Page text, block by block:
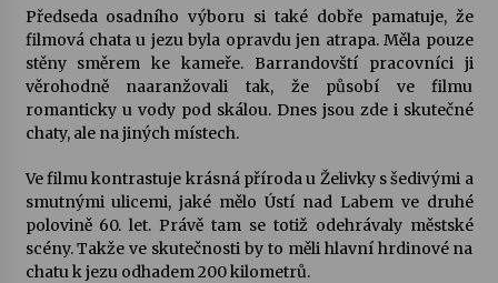
Předseda osadního výboru si také dobře pamatuje, že
filmová chata u jezu byla opravdu jen atrapa. Měla pouze
stěny směrem ke kameře. Barrandovští pracovníci ji
věrohodně naaranžovali tak, že působí ve filmu
romanticky u vody pod skálou. Dnes jsou zde i skutečné
chaty, ale na jiných místech.
Ve filmu kontrastuje krásná příroda u Želivky s šedivými a
smutnými ulicemi, jaké mělo Ústí nad Labem ve druhé
polovině 60. let. Právě tam se totiž odehrávaly městské
scény. Takže ve skutečnosti by to měli hlavní hrdinové na
chatu k jezu odhadem 200 kilometrů.